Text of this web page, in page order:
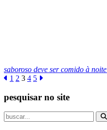
saboroso deve ser comido à noite
1 2 3 4 5
pesquisar no site